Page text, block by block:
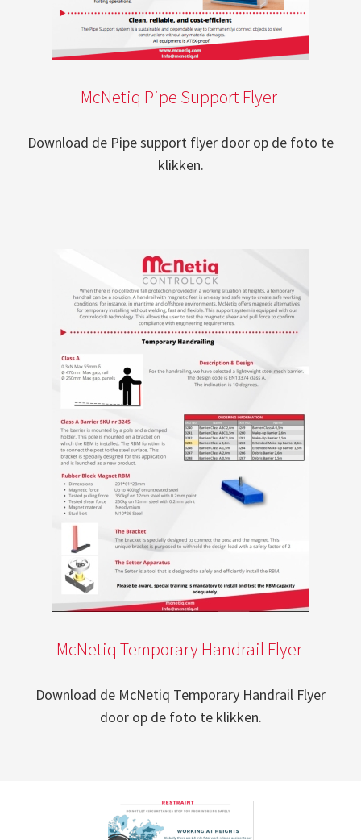
McNetiq Pipe Support Flyer
Download de Pipe support flyer door op de foto te
klikken.
McNetiq Temporary Handrail Flyer
Download de McNetiq Temporary Handrail Flyer
door op de foto te klikken.